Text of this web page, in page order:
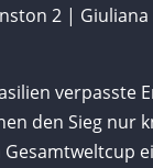
2 |
verpasste
den Sieg nur